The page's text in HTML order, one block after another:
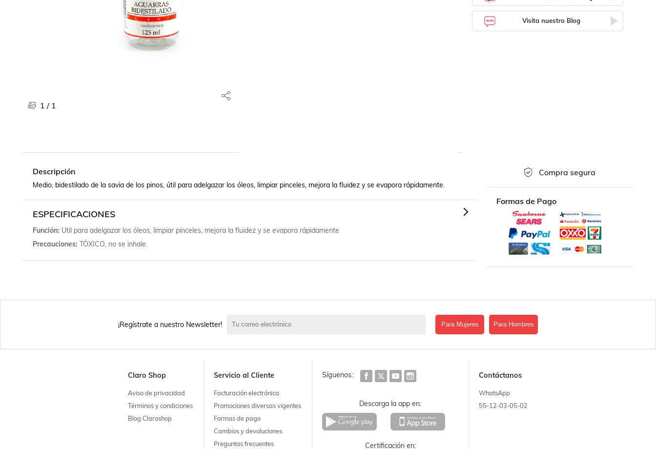
1 / 1
Visita nuestro Blog
Descripción
Medio, bidestilado de la savia de los pinos, útil para adelgazar los óleos, limpiar pinceles, mejora la fluidez y se evapora rápidamente.
ESPECIFICACIONES
Función Util para adelgazar los óleos, limpiar pinceles, mejora la fluidez y se evapora rápidamente
Precauciones TÓXICO, no se inhale.
Compra segura
Formas de Pago
¡Regístrate a nuestro Newsletter! Para Mujeres Para Hombres
Claro Shop
Aviso de privacidad
Términos y condiciones
Blog Claroshop
Servicio al Cliente
Facturación electrónica
Promociones diversas vigentes
Formas de pago
Cambios y devoluciones
Preguntas frecuentes
Síguenos:
Descarga la app en:
Certificación en:
Contáctanos
WhatsApp
55-12-03-05-02